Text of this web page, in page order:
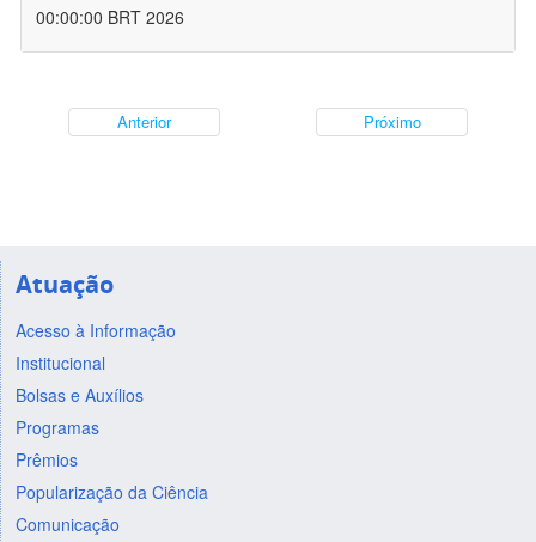
00:00:00 BRT 2026
Anterior Próximo
Atuação
Acesso à Informação
Institucional
Bolsas e Auxílios
Programas
Prêmios
Popularização da Ciência
Comunicação